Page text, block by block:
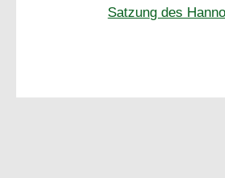
Satzung des